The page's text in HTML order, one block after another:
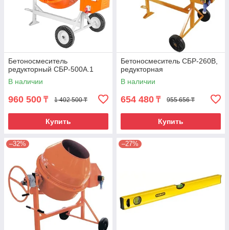
Бетоносмеситель
редукторный СБР-500А.1
В наличии
960 500 ₸ 1 402 500 ₸
Купить
Бетоносмеситель СБР-260В,
редукторная
В наличии
654 480 ₸ 955 656 ₸
Купить
–32% –27%